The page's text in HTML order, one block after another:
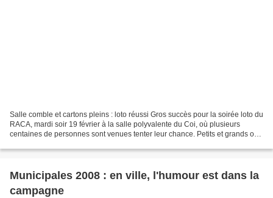
Salle comble et cartons pleins : loto réussi Gros succès pour la soirée loto du
RACA, mardi soir 19 février à la salle polyvalente du Coi, où plusieurs
centaines de personnes sont venues tenter leur chance. Petits et grands ont
Municipales 2008 : en ville, l'humour est dans la
campagne